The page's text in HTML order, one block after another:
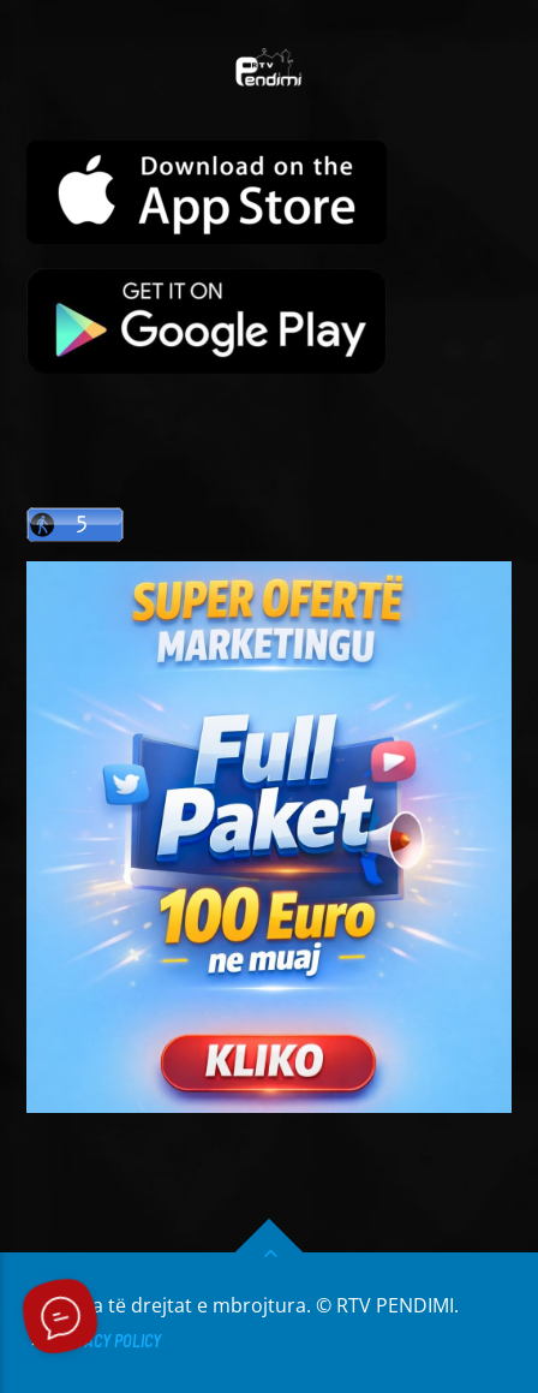
Të gjitha të drejtat e mbrojtura. © RTV PENDIMI.
PRIVACY POLICY